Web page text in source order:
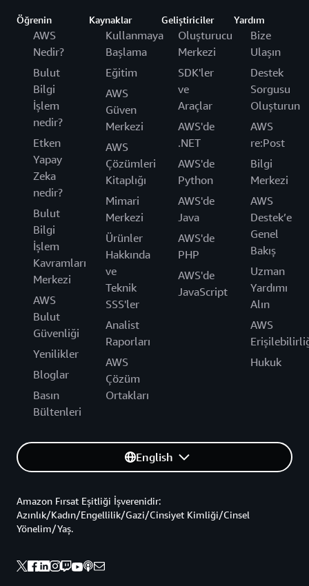
Öğrenin
AWS
Nedir?
Bulut
Bilgi
İşlem
nedir?
Etken
Yapay
Zeka
nedir?
Bulut
Bilgi
İşlem
Kavramları
Merkezi
AWS
Bulut
Güvenliği
Yenilikler
Bloglar
Basın
Bültenleri
Kaynaklar
Kullanmaya
Başlama
Eğitim
AWS
Güven
Merkezi
AWS
Çözümleri
Kitaplığı
Mimari
Merkezi
Ürünler
Hakkında
ve
Teknik
SSS'ler
Analist
Raporları
AWS
Çözüm
Ortakları
Geliştiriciler
Oluşturucu
Merkezi
SDK'ler
ve
Araçlar
AWS'de
.NET
AWS'de
Python
AWS'de
Java
AWS'de
PHP
AWS'de
JavaScript
Yardım
Bize
Ulaşın
Destek
Sorgusu
Oluşturun
AWS
re:Post
Bilgi
Merkezi
AWS
Destek’e
Genel
Bakış
Uzman
Yardımı
Alın
AWS
Hukuk
English
Amazon Fırsat Eşitliği İşverenidir:
Azınlık/Kadın/Engellilik/Gazi/Cinsiyet Kimliği/Cinsel
Yönelim/Yaş.